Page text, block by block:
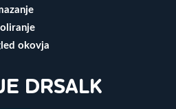
okovja
DRSALK